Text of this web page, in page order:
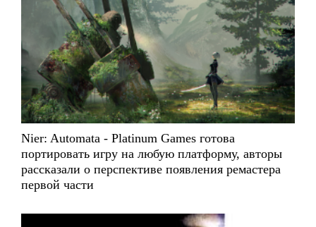
Nier: Automata - Platinum Games готова
портировать игру на любую платформу, авторы
рассказали о перспективе появления ремастера
первой части